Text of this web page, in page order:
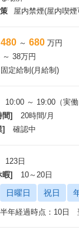
屋内禁煙(屋内喫
480 ～ 680 万円
～ 38万円
固定給制(月給制)
10:00 ～ 19:00（実
間]
20時間/月
]
確認中
123日
暇]
10～20日
日曜日 祝日
年経過時点：10日